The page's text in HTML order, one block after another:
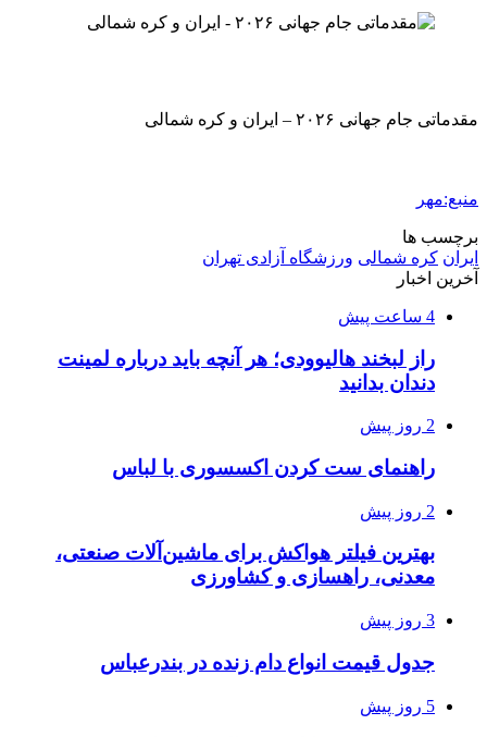
مقدماتی جام جهانی ۲۰۲۶ – ایران و کره شمالی
منبع:مهر
برچسب ها
ایران کره شمالی ورزشگاه آزادی تهران
آخرین اخبار
4 ساعت پیش
راز لبخند هالیوودی؛ هر آنچه باید درباره لمینت
دندان بدانید
2 روز پیش
راهنمای ست کردن اکسسوری با لباس
2 روز پیش
بهترین فیلتر هواکش برای ماشین‌آلات صنعتی،
معدنی، راهسازی و کشاورزی
3 روز پیش
جدول قیمت انواع دام زنده در بندرعباس
5 روز پیش